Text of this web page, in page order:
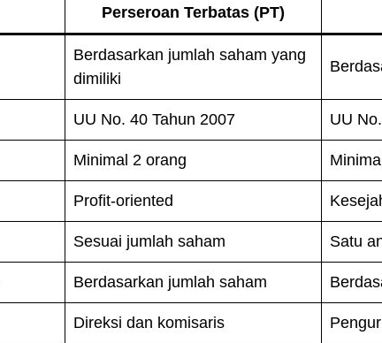
Perseroan Terbatas (PT)
Berdasarkan jumlah saham yang
dimiliki
UU No. 40 Tahun 2007 UU
Minimal 2 orang
Profit-oriented
Sesuai jumlah saham Satu
Berdasarkan jumlah saham
Direksi dan komisaris